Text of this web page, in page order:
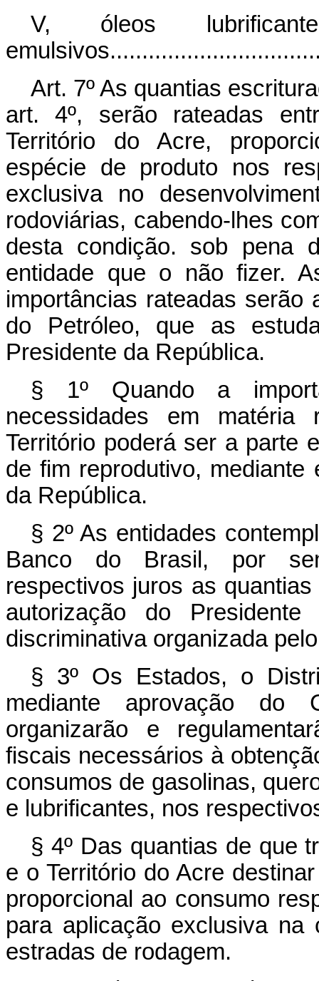
V, óleos
Art. 7º As quantias
art. 4º, serão rateadas
Território do Acre,
espécie de produto nos
exclusiva no
rodoviárias, cabendo-lhes
desta condição. sob pena
entidade que o não fizer.
importâncias rateadas serão
do Petróleo, que as
Presidente da República.
§ 1º Quando a
necessidades em
Território poderá ser a parte
de fim reprodutivo, mediante
da República.
§ 2º As entidades
Banco do Brasil, por
respectivos juros as
autorização do
discriminativa organizada
§ 3º Os Estados, o
mediante aprovação do
organizarão e
fiscais necessários à
consumos de gasolinas,
e lubrificantes, nos
§ 4º Das quantias de que
e o Território do Acre
proporcional ao consumo
para aplicação exclusiva
estradas de rodagem.